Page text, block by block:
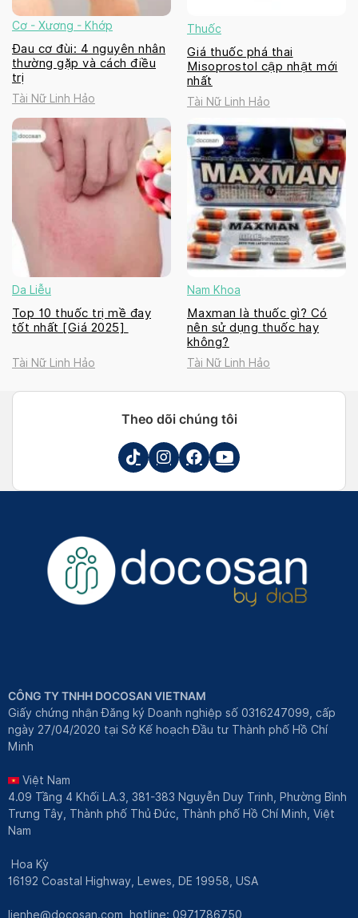
Cơ - Xương - Khớp
Đau cơ đùi: 4 nguyên nhân
thường gặp và cách điều
trị
Tài Nữ Linh Hảo
Thuốc
Giá thuốc phá thai
Misoprostol cập nhật mới
nhất
Tài Nữ Linh Hảo
Da Liễu
Top 10 thuốc trị mề đay
tốt nhất [Giá 2025]
Tài Nữ Linh Hảo
Nam Khoa
Maxman là thuốc gì? Có
nên sử dụng thuốc hay
không?
Tài Nữ Linh Hảo
Theo dõi chúng tôi
CÔNG TY TNHH DOCOSAN VIETNAM
Giấy chứng nhận Đăng ký Doanh nghiệp số 0316247099, cấp
ngày 27/04/2020 tại Sở Kế hoạch Đầu tư Thành phố Hồ Chí
Minh
Việt Nam
4.09 Tầng 4 Khối LA.3, 381-383 Nguyễn Duy Trinh, Phường Bình
Trưng Tây, Thành phố Thủ Đức, Thành phố Hồ Chí Minh, Việt
Nam
Hoa Kỳ
16192 Coastal Highway, Lewes, DE 19958, USA
lienhe@docosan.com , hotline: 0971786750